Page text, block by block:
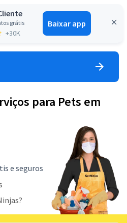
grátis
+30K
Baixar app
Entrar
para Pets em
e seguros